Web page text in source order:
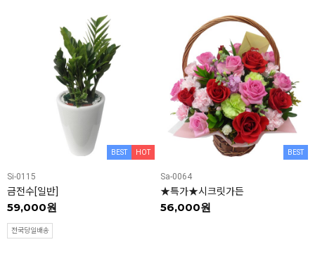
BEST HOT
Si-0115
금전수[일반]
59,000원
전국당일배송
BEST
Sa-0064
★특가★시크릿가든
56,000원